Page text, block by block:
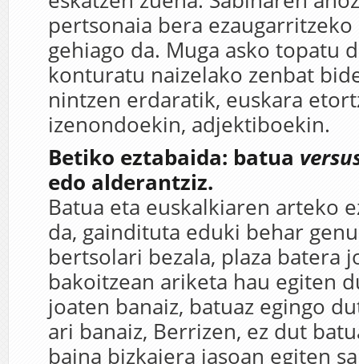
pertsonaia bera
gehiago da. Muga asko topatu
konturatu naizelako zenbat
nintzen erdaratik, euskara
izenondoekin, adjektiboekin.
Betiko eztabaida: batua
edo alderantziz.
Batua eta euskalkiaren arteko
da, gaindituta eduki behar
bertsolari bezala, plaza batera
bakoitzean ariketa hau egiten
joaten banaiz, batuaz egingo
ari banaiz, Berrizen, ez dut
baina bizkaiera jasoan egiten